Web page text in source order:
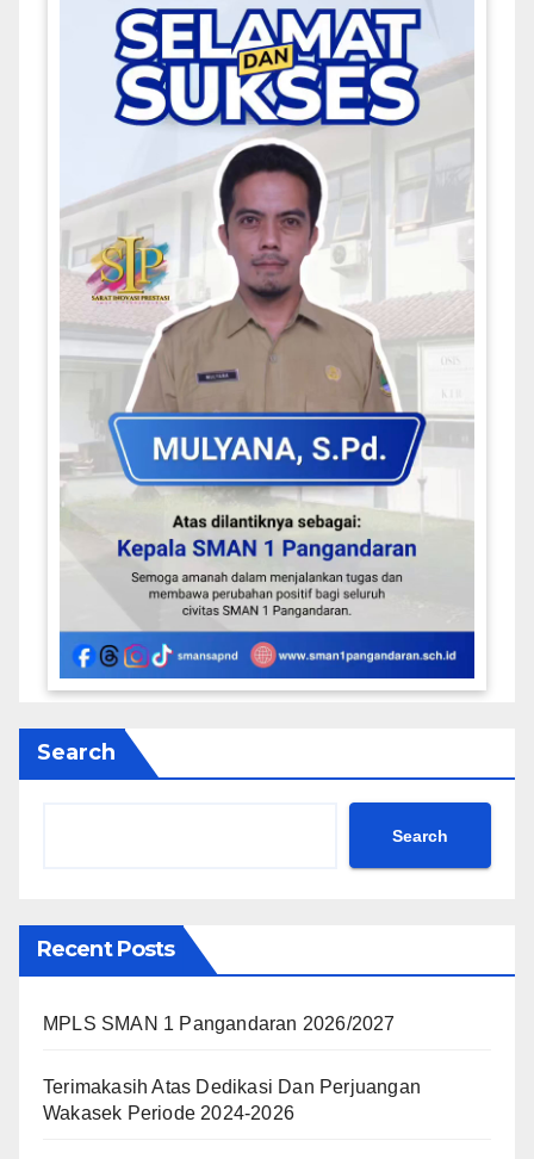
Search
Search
Recent Posts
MPLS SMAN 1 Pangandaran 2026/2027
Terimakasih Atas Dedikasi Dan Perjuangan
Wakasek Periode 2024-2026